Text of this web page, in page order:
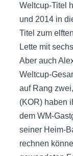
Weltcup-Titel
und 2014 in
Titel zum
Lette mit
Aber auch
Weltcup-
auf Rang
(KOR) haben
dem WM-
seiner Heim-
rechnen